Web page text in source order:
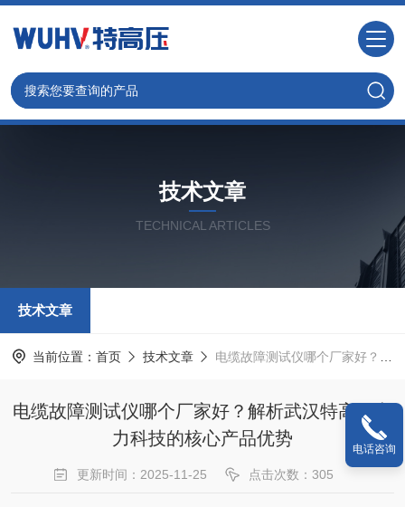
技术文章
TECHNICAL ARTICLES
技术文章
当前位置： 首页 技术文章 电缆故障测试仪哪个厂家好？解析武汉特高压电力科技的核心产品优势
电缆故障测试仪哪个厂家好？解析武汉特高压电
力科技的核心产品优势
更新时间：2025-11-25 点击次数：305
电话咨询